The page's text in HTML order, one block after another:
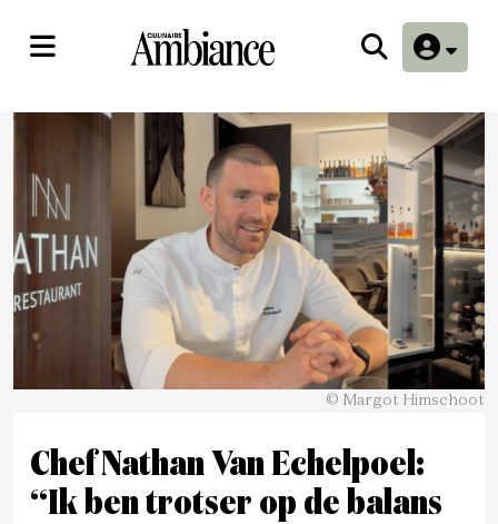
© Margot Himschoot
Chef Nathan Van Echelpoel:
“Ik ben trotser op de balans